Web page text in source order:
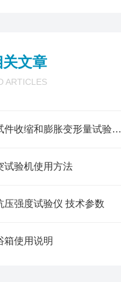
关文章
ARTICLES
混凝土试件收缩和膨胀变形量试验方法​
试验机使用方法
压强度试验仪 技术参数
箱使用说明